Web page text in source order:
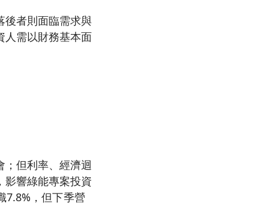
者則面臨需求與
人需以財務基本面
但利率、經濟迴
響綠能專案投資
7.8%，但下季營